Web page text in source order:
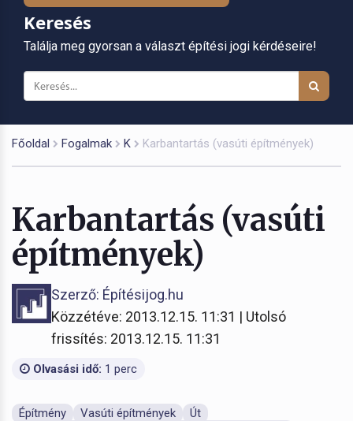
Keresés
Találja meg gyorsan a választ építési jogi kérdéseire!
Főoldal Fogalmak K Karbantartás (vasúti építmények)
Karbantartás (vasúti
építmények)
Szerző: Építésijog.hu
Közzétéve: 2013.12.15. 11:31 | Utolsó
frissítés: 2013.12.15. 11:31
Olvasási idő: 1 perc
Építmény Vasúti építmények
Út